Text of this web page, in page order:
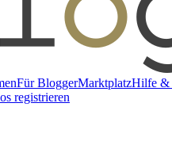
Für BloggerMarktplatzHilfe &
registrieren